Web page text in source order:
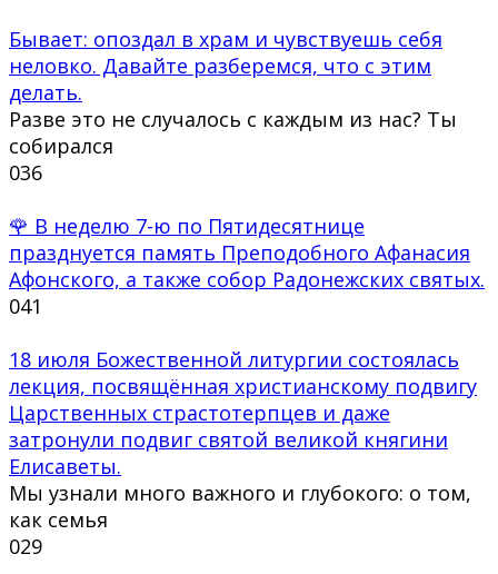
Бывает: опоздал в храм и чувствуешь себя
неловко. Давайте разберемся, что с этим
делать.
Разве это не случалось с каждым из нас? Ты
собирался
036
🌹 В неделю 7-ю по Пятидесятнице
празднуется память Преподобного Афанасия
Афонского, а также собор Радонежских святых.
041
18 июля Божественной литургии состоялась
лекция, посвящённая христианскому подвигу
Царственных страстотерпцев и даже
затронули подвиг святой великой княгини
Елисаветы.
Мы узнали много важного и глубокого: о том,
как семья
029